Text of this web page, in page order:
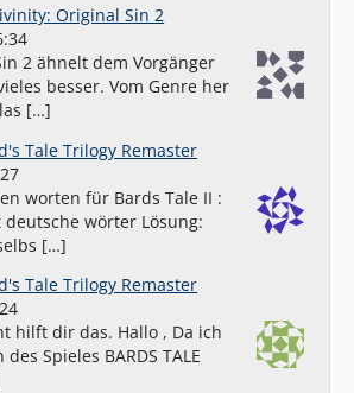
Original Sin 2
2 ähnelt dem Vorgänger
besser. Vom Genre her
[…]
Tale Trilogy Remaster
worten für Bards Tale II :
wörter Lösung:
[…]
Tale Trilogy Remaster
hilft dir das. Hallo , Da ich
Spieles BARDS TALE